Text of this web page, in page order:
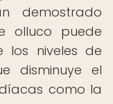
demostrado
olluco puede
los niveles de
disminuye el
como la